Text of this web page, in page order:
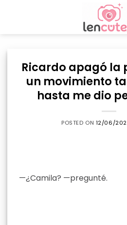
Ricardo apagó la
un movimiento
hasta me dio
POSTED ON 12/06/
—¿Camila? —pregunté.